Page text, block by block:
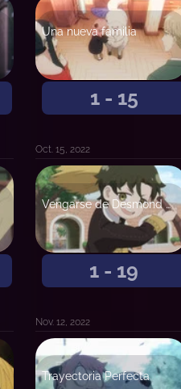
1 - 15
Una nueva familia
Oct. 15, 2022
1 - 19
Vengarse de Desmond / Mamá, vuela como el viento
Nov. 12, 2022
Trayectoria Perfecta